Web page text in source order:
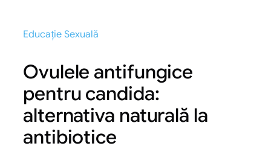
Educație Sexuală
Ovulele antifungice
pentru candida:
alternativa naturală la
antibiotice